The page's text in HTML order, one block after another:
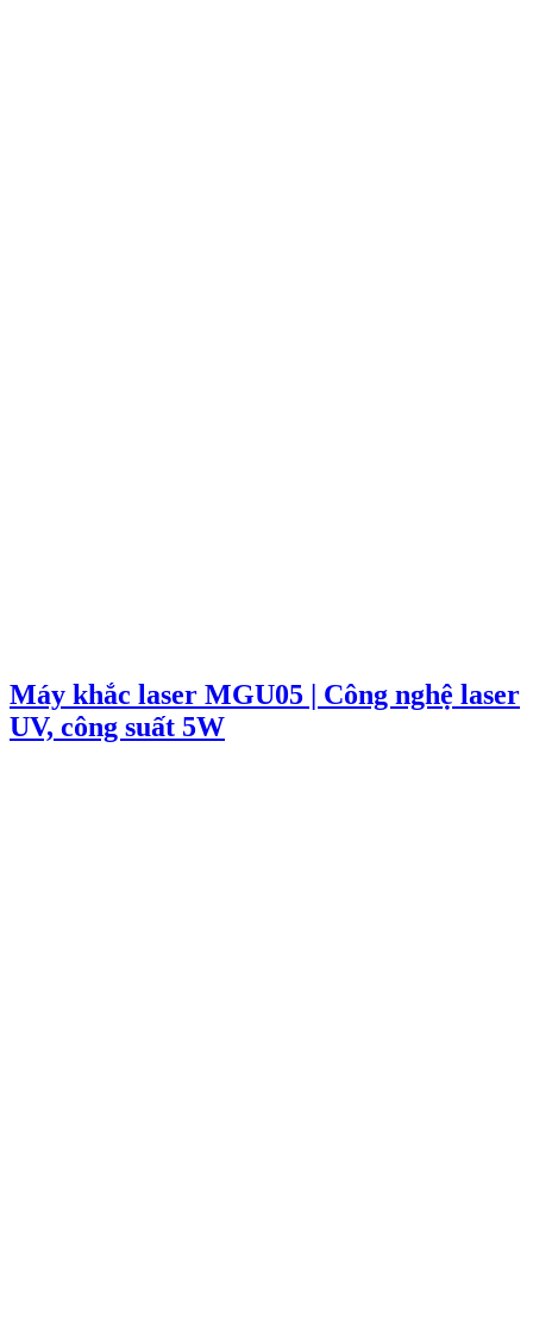
Máy khắc laser MGU05 | Công nghệ laser
UV, công suất 5W